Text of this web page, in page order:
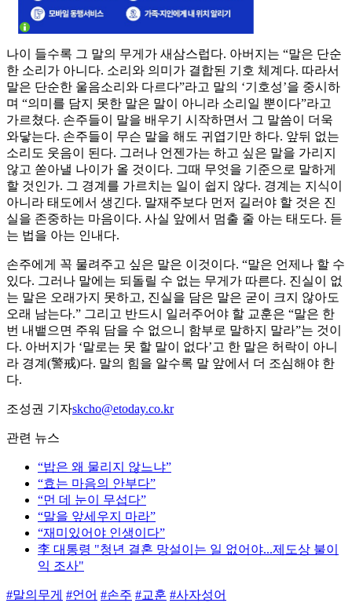
나이 들수록 그 말의 무게가 새삼스럽다. 아버지는 “말은 단순
한 소리가 아니다. 소리와 의미가 결합된 기호 체계다. 따라서
말은 단순한 울음소리와 다르다”라고 말의 ‘기호성’을 중시하
며 “의미를 담지 못한 말은 말이 아니라 소리일 뿐이다”라고
가르쳤다. 손주들이 말을 배우기 시작하면서 그 말씀이 더욱
와닿는다. 손주들이 무슨 말을 해도 귀엽기만 하다. 앞뒤 없는
소리도 웃음이 된다. 그러나 언젠가는 하고 싶은 말을 가리지
않고 쏟아낼 나이가 올 것이다. 그때 무엇을 기준으로 말하게
할 것인가. 그 경계를 가르치는 일이 쉽지 않다. 경계는 지식이
아니라 태도에서 생긴다. 말재주보다 먼저 길러야 할 것은 진
실을 존중하는 마음이다. 사실 앞에서 멈출 줄 아는 태도다. 듣
는 법을 아는 인내다.
손주에게 꼭 물려주고 싶은 말은 이것이다. “말은 언제나 할 수
있다. 그러나 말에는 되돌릴 수 없는 무게가 따른다. 진실이 없
는 말은 오래가지 못하고, 진실을 담은 말은 굳이 크지 않아도
오래 남는다.” 그리고 반드시 일러주어야 할 교훈은 “말은 한
번 내뱉으면 주워 담을 수 없으니 함부로 말하지 말라”는 것이
다. 아버지가 ‘말로는 못 할 말이 없다’고 한 말은 허락이 아니
라 경계(警戒)다. 말의 힘을 알수록 말 앞에서 더 조심해야 한
다.
조성권 기자skcho@etoday.co.kr
관련 뉴스
“밥은 왜 물리지 않느냐”
“효는 마음의 안부다”
“먼 데 눈이 무섭다”
“말을 앞세우지 마라”
“재미있어야 인생이다”
李 대통령 "청년 결혼 망설이는 일 없어야...제도상 불이
익 조사"
#말의무게 #언어 #손주 #교훈 #사자성어